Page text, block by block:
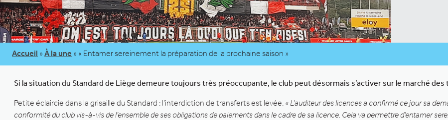
Accueil » À la une » « Entamer sereinement la préparation de la prochaine saison »
Si la situation du Standard de Liège demeure toujours très préoccupante, le club peut désormais s’activer sur le marché
Petite éclaircie dans la grisaille du Standard : l’interdiction de transferts est levée. « L’auditeur des licences a confirmé ce jour sa
conformité du club vis-à-vis de l’ensemble de ses obligations de paiements dans le cadre de sa licence. Cela va permettre d’entamer